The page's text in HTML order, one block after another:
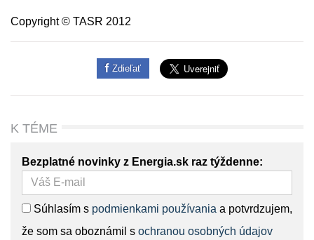
Copyright © TASR 2012
Zdieľať
K TÉME
Bezplatné novinky z Energia.sk raz týždenne:
Súhlasím s podmienkami používania a potvrdzujem,
že som sa oboznámil s ochranou osobných údajov